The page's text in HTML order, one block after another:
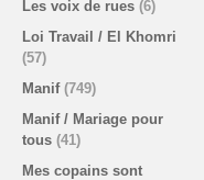
Les voix de rues (6)
Loi Travail / El Khomri
(57)
Manif (749)
Manif / Mariage pour
tous (41)
Mes copains sont